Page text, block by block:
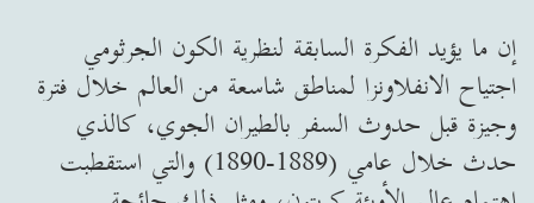
إن ما يؤيد الفكرة السابقة لنظرية الكون الجرثومي
اجتياح الانفلاونزا لمناطق شاسعة من العالم خلال فترة
وجيزة قبل حدوث السفر بالطيران الجوي، كالذي
حدث خلال عامي (1889-1890) والتي استقطبت